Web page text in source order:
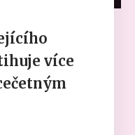
více